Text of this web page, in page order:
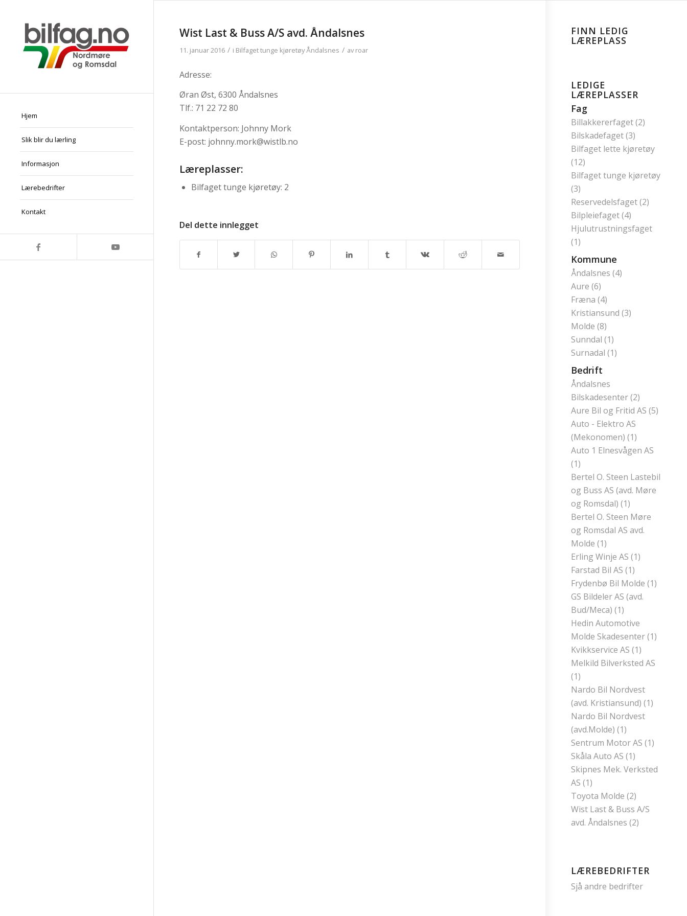
Hjem
Slik blir du lærling
Informasjon
Lærebedrifter
Kontakt
Wist Last & Buss A/S avd. Åndalsnes
11. januar 2016 / i Bilfaget tunge kjøretøyÅndalsnes / avroar
Adresse:
Øran Øst, 6300 Åndalsnes
Tlf.: 71 22 72 80
Kontaktperson: Johnny Mork
E-post: johnny.mork@wistlb.no
Læreplasser:
Bilfaget tunge kjøretøy: 2
Del dette innlegget
FINN LEDIG
LÆREPLASS
LEDIGE
LÆREPLASSER
Fag
Billakkererfaget (2)
Bilskadefaget (3)
Bilfaget lette kjøretøy
(12)
Bilfaget tunge kjøretøy
(3)
Reservedelsfaget (2)
Bilpleiefaget (4)
Hjulutrustningsfaget
(1)
Kommune
Åndalsnes (4)
Aure (6)
Fræna (4)
Kristiansund (3)
Molde (8)
Sunndal (1)
Surnadal (1)
Bedrift
Åndalsnes
Bilskadesenter (2)
Aure Bil og Fritid AS (5)
Auto - Elektro AS
(Mekonomen) (1)
Auto 1 Elnesvågen AS
(1)
Bertel O. Steen Lastebil
og Buss AS (avd. Møre
og Romsdal) (1)
Bertel O. Steen Møre
og Romsdal AS avd.
Molde (1)
Erling Winje AS (1)
Farstad Bil AS (1)
Frydenbø Bil Molde (1)
GS Bildeler AS (avd.
Bud/Meca) (1)
Hedin Automotive
Molde Skadesenter (1)
Kvikkservice AS (1)
Melkild Bilverksted AS
(1)
Nardo Bil Nordvest
(avd. Kristiansund) (1)
Nardo Bil Nordvest
(avd.Molde) (1)
Sentrum Motor AS (1)
Skåla Auto AS (1)
Skipnes Mek. Verksted
AS (1)
Toyota Molde (2)
Wist Last & Buss A/S
avd. Åndalsnes (2)
LÆREBEDRIFTER
Sjå andre bedrifter